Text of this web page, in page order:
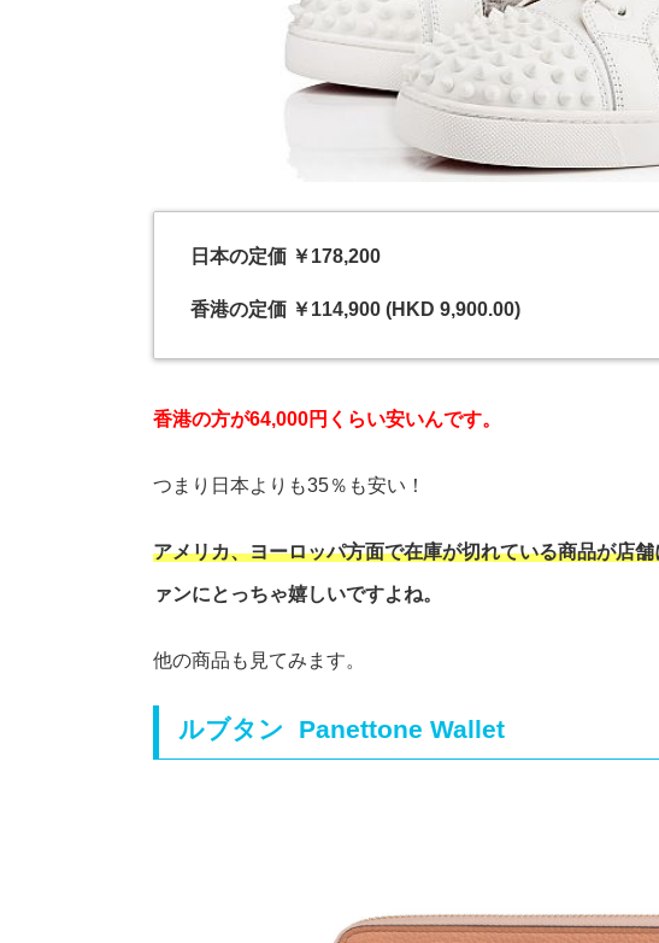
日本の定価 ￥178,200
香港の定価 ￥114,900 (HKD 9,900.00)
香港の方が64,000円くらい安いんです。
つまり日本よりも35％も安い！
アメリカ、ヨーロッパ方面で在庫が切れている商品が店
ァンにとっちゃ嬉しいですよね。
他の商品も見てみます。
ルブタン Panettone Wallet